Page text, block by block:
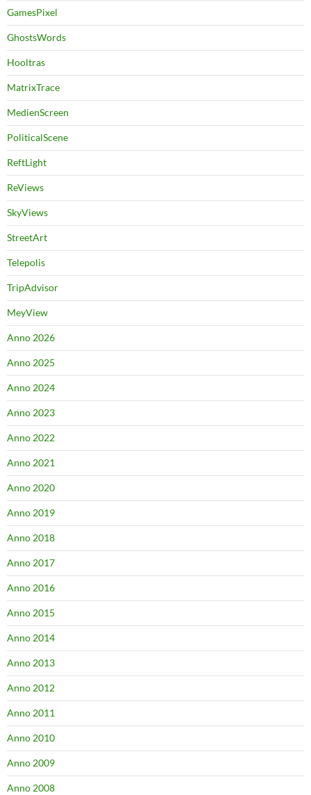
GamesPixel
GhostsWords
Hooltras
MatrixTrace
MedienScreen
PoliticalScene
ReftLight
ReViews
SkyViews
StreetArt
Telepolis
TripAdvisor
MeyView
Anno 2026
Anno 2025
Anno 2024
Anno 2023
Anno 2022
Anno 2021
Anno 2020
Anno 2019
Anno 2018
Anno 2017
Anno 2016
Anno 2015
Anno 2014
Anno 2013
Anno 2012
Anno 2011
Anno 2010
Anno 2009
Anno 2008